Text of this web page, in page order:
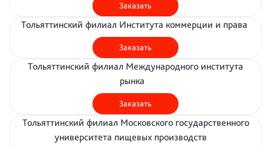
Заказать
Тольяттинский филиал Института коммерции и права
Заказать
Тольяттинский филиал Международного института
рынка
Заказать
Тольяттинский филиал Московского государственного
университета пищевых производств